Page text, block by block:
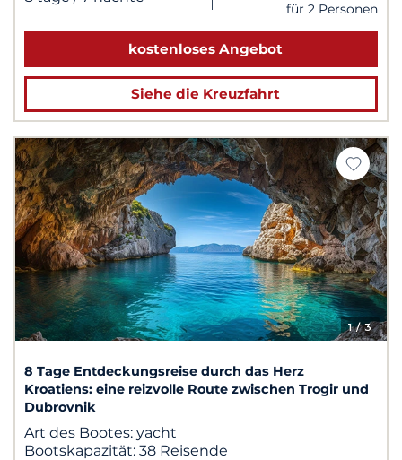
für 2 Personen
kostenloses Angebot
Siehe die Kreuzfahrt
1/ 3
8 Tage Entdeckungsreise durch das Herz
Kroatiens: eine reizvolle Route zwischen Trogir und
Dubrovnik
Art des Bootes: yacht
Bootskapazität: 38 Reisende